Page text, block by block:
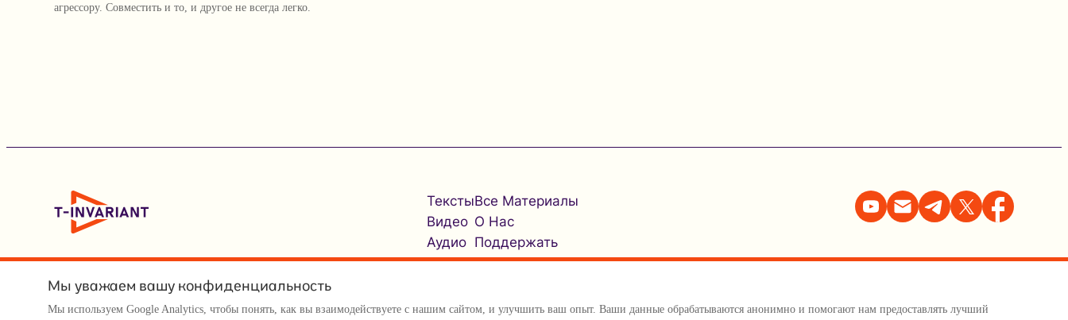
агрессору. Совместить и то, и другое не всегда легко.
Тексты
Видео
Аудио
Все Материалы
О Нас
Поддержать
Мы уважаем вашу конфиденциальность
Мы используем Google Analytics, чтобы понять, как вы взаимодействуете с нашим сайтом, и улучшить ваш опыт. Ваши данные обрабатываются анонимно и помогают нам предоставлять лучший